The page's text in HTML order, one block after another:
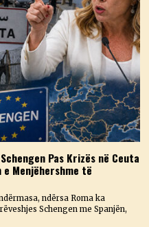
Pas Krizës në Ceuta
Menjëhershme të
ndërsa Roma ka
Schengen me Spanjën,